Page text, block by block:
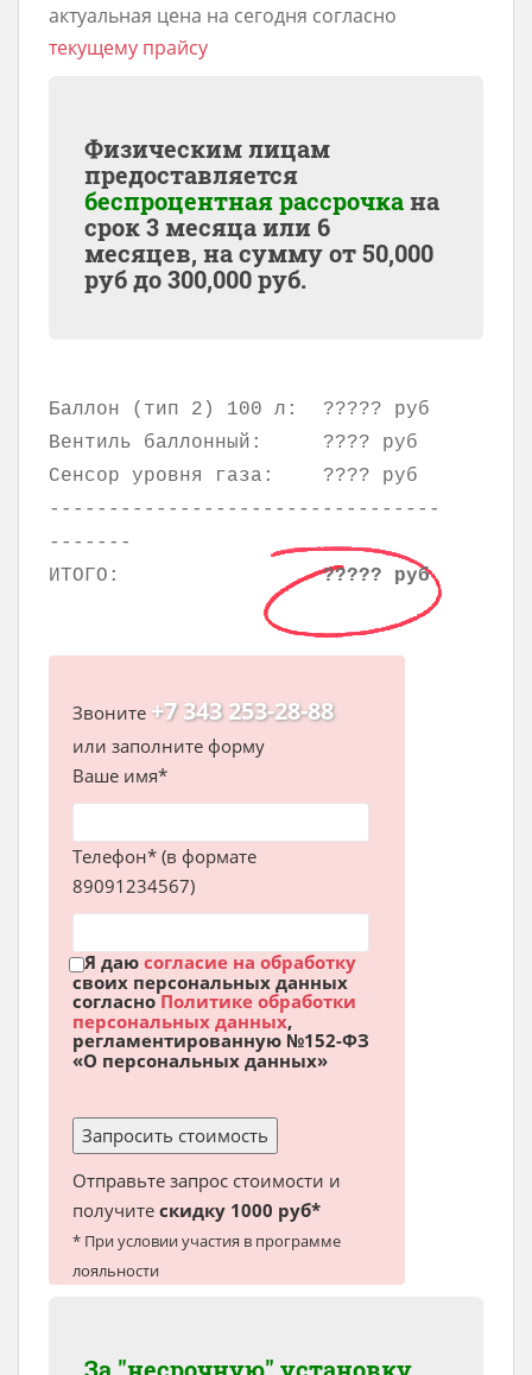
актуальная цена на сегодня согласно
текущему прайсу
Физическим лицам
предоставляется
беспроцентная рассрочкана
срок 3 месяца или 6
месяцев, на сумму от50,000
руб до300,000руб.
Баллон (тип 2) 100 л:
????? руб
Вентиль баллонный:
???? руб
Сенсор уровня газа:
???? руб
---------------------------------
-------
ИТОГО:
????? руб
Звоните +7 343 253-28-88
или заполните форму
Ваше имя*
Телефон* (в формате
89091234567)
Я даю согласие на обработку
своих персональных данных
согласноПолитике обработки
персональных данных,
регламентированную №152-ФЗ
«О персональных данных»
Отправьте запрос стоимости и
получите скидку 1000 руб*
* При условии участия в программе
лояльности